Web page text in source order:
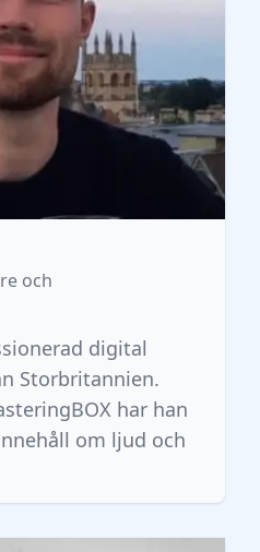
och
digital
Storbritannien.
har han
om ljud och